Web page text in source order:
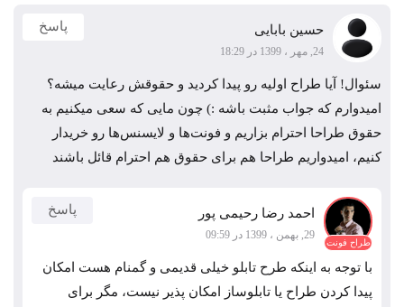
حسین بابایی
24, مهر ، 1399 در 18:29
پاسخ
سئوال! آیا طراح اولیه رو پیدا کردید و حقوقش رعایت میشه؟
امیدوارم که جواب مثبت باشه :) چون مایی که سعی میکنیم به
حقوق طراحا احترام بزاریم و فونت‌ها و لایسنس‌ها رو خریدار
کنیم، امیدواریم طراحا هم برای حقوق هم احترام قائل باشند
طراح فونت
احمد رضا رحیمی پور
29, بهمن ، 1399 در 09:59
پاسخ
با توجه به اینکه طرح تابلو خیلی قدیمی و گمنام هست امکان
پیدا کردن طراح یا تابلوساز امکان پذیر نیست، مگر برای